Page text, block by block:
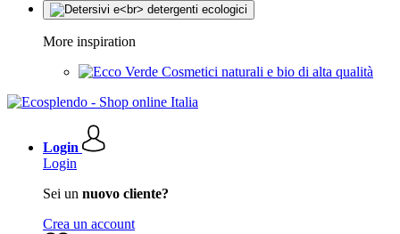
More inspiration
Cosmetici naturali e bio di alta qualità
Login
Login
Sei un nuovo cliente?
Crea un account